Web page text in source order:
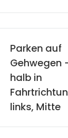
Parken auf
Gehwegen
halb in
links, Mitte